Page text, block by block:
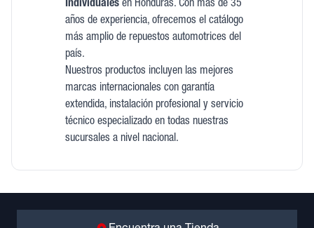
Individualesen Honduras. Con más de 35
años de experiencia, ofrecemos el catálogo
más amplio de repuestos automotrices del
país.
Nuestros productos incluyen las mejores
marcas internacionales con garantía
extendida, instalación profesional y servicio
técnico especializado en todas nuestras
sucursales a nivel nacional.